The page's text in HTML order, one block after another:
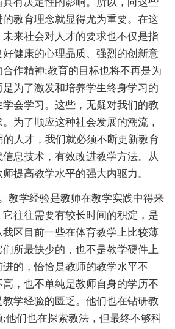
有决定性的影响。所以，向这些
教育理念就显得尤为重要。在这
来社会对人才的要求也不仅是指
健康的心理品质、强烈的创新意
作精神;教育的目标也将不再是为
为了激发和培养学生终身学习的
会学习。这些，无疑对我们的教
为了顺应这种社会发展的潮流，
人才，我们就必须不断更新教育
息技术，有效改进教学方法。从
提高教学水平的强大内驱力。
学经验是教师在教学实践中得来
往往需要有较长时间的积淀，是
区目前一些在体育教学上比较薄
所最缺少的，也不是教学硬件上
的，恰恰是教师的教学水平不
，也不单纯是教师自身的学历不
学经验的匮乏。他们也在钻研教
他们也在探索教法，但最终不够科